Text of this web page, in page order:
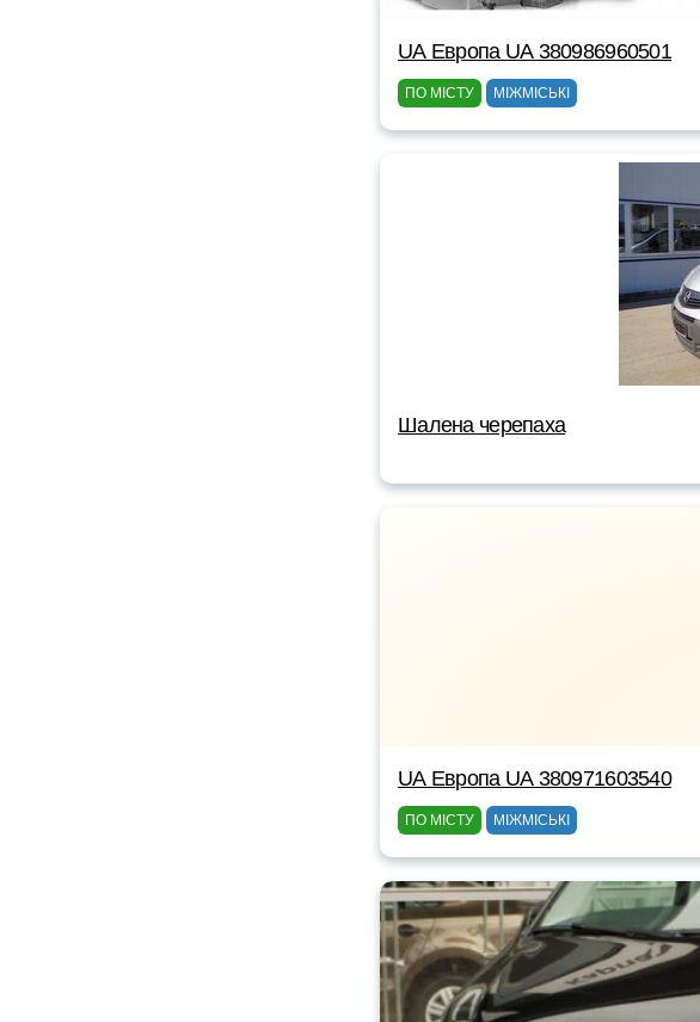
UА Европа UА 380986960501
ПО МІСТУ МІЖМІСЬКІ
Шалена черепаха
UА Европа UА 380971603540
ПО МІСТУ МІЖМІСЬКІ